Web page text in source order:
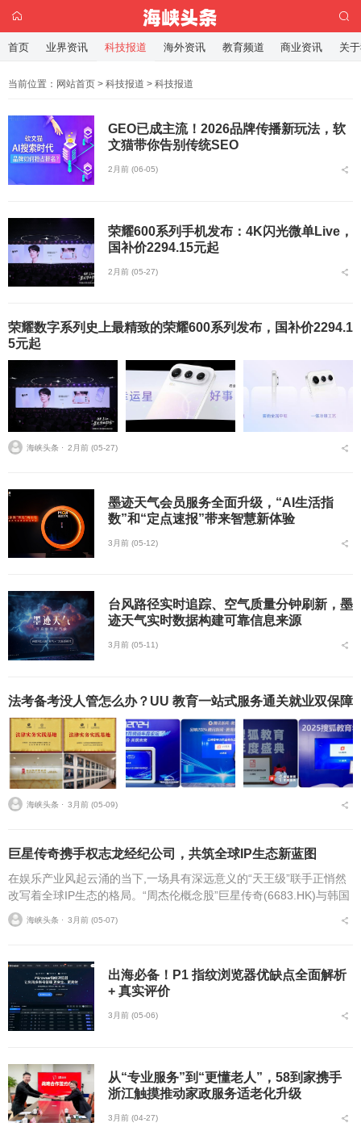
当前位置： 网站首页 > 科技报道 > 科技报道
GEO已成主流！2026品牌传播新玩法，软
文猫带你告别传统SEO
2月前 (06-05)
荣耀600系列手机发布：4K闪光微单Live，
国补价2294.15元起
2月前 (05-27)
荣耀数字系列史上最精致的荣耀600系列发布，国补价2294.1
5元起
海峡头条 ⋅ 2月前 (05-27)
墨迹天气会员服务全面升级，“AI生活指
数”和“定点速报”带来智慧新体验
3月前 (05-12)
台风路径实时追踪、空气质量分钟刷新，墨
迹天气实时数据构建可靠信息来源
3月前 (05-11)
法考备考没人管怎么办？UU 教育一站式服务通关就业双保障
海峡头条 ⋅ 3月前 (05-09)
巨星传奇携手权志龙经纪公司，共筑全球IP生态新蓝图
在娱乐产业风起云涌的当下,一场具有深远意义的“天王级”联手正悄然
改写着全球IP生态的格局。“周杰伦概念股”巨星传奇(6683.HK)与韩国
知名艺人经纪公司Galaxy达成战略合作,巨星传奇通过产业基金...
海峡头条 ⋅ 3月前 (05-07)
出海必备！P1 指纹浏览器优缺点全面解析
+ 真实评价
3月前 (05-06)
从“专业服务”到“更懂老人”，58到家携手
浙江触摸推动家政服务适老化升级
3月前 (04-27)
首页 业界资讯 科技报道 海外资讯 教育频道 商业资讯 关